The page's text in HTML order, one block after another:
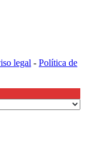
legal - Política de